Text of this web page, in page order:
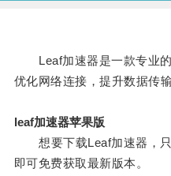
Leaf加速器是一款专业的
优化网络连接，提升数据传
leaf加速器苹果版
想要下载Leaf加速器，只
即可免费获取最新版本。